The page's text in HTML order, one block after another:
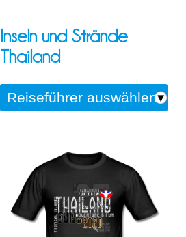
Inseln und Strände
Thailand